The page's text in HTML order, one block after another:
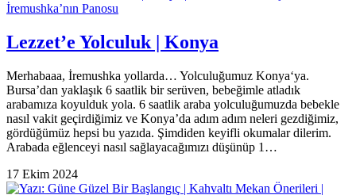
İremushka’nın Panosu
Lezzet’e Yolculuk | Konya
Merhabaaa, İremushka yollarda… Yolculuğumuz Konya‘ya.
Bursa’dan yaklaşık 6 saatlik bir serüven, bebeğimle atladık
arabamıza koyulduk yola. 6 saatlik araba yolculuğumuzda bebekle
nasıl vakit geçirdiğimiz ve Konya’da adım adım neleri gezdiğimiz,
gördüğümüz hepsi bu yazıda. Şimdiden keyifli okumalar dilerim.
Arabada eğlenceyi nasıl sağlayacağımızı düşünüp 1…
17 Ekim 2024